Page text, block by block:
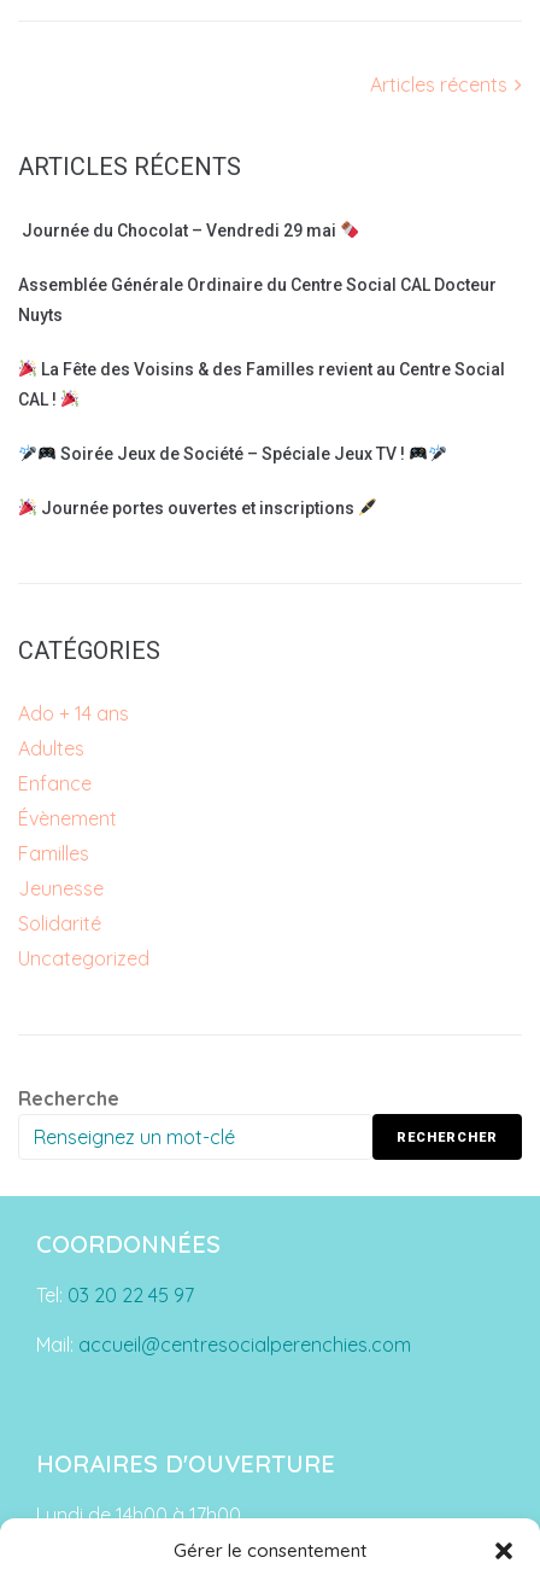
Gérer le consentement
Articles récents
ARTICLES RÉCENTS
Journée du Chocolat – Vendredi 29 mai
Assemblée Générale Ordinaire du Centre Social CAL Docteur
Nuyts
La Fête des Voisins & des Familles revient au Centre Social
CAL !
Soirée Jeux de Société – Spéciale Jeux TV !
Journée portes ouvertes et inscriptions
CATÉGORIES
Ado + 14 ans
Adultes
Enfance
Évènement
Familles
Jeunesse
Solidarité
Uncategorized
Recherche
RECHERCHER
COORDONNÉES
Tel: 03 20 22 45 97
Mail: accueil@centresocialperenchies.com
HORAIRES D'OUVERTURE
Lundi de 14h00 à 17h00
Du mardi au vendredi :